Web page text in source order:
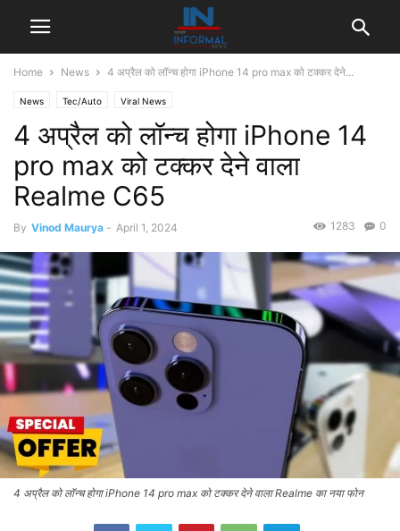
Home News 4 अप्रैल को लॉन्च होगा iPhone 14 pro max को टक्कर देने...
News Tec/Auto Viral News
4 अप्रैल को लॉन्च होगा iPhone 14
pro max को टक्कर देने वाला
Realme C65
By Vinod Maurya - April 1, 2024 0
1283
4 अप्रैल को लॉन्च होगा iPhone 14 pro max को टक्कर देने वाला Realme का नया फोन